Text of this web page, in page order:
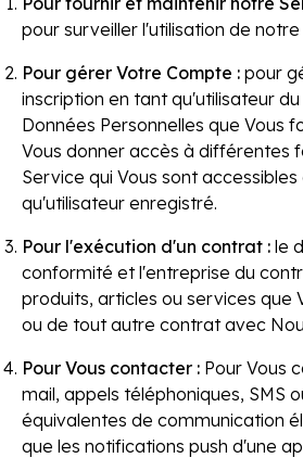
pour surveiller l'utilisation de
Pour gérer Votre Compte : pour
inscription en tant qu'utilisateur
Données Personnelles que Vous
Vous donner accès à différentes
Service qui Vous sont
qu'utilisateur enregistré.
Pour l'exécution d'un contrat : le
conformité et l'entreprise du
produits, articles ou services que
ou de tout autre contrat avec
Pour Vous contacter : Pour Vous
mail, appels téléphoniques, SMS
équivalentes de communication
que les notifications push d'une